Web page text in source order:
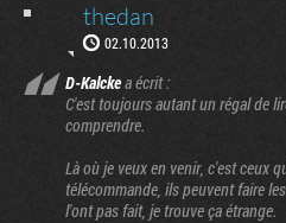
thedan
02.10.2013
D-Kalckea écrit :
C'est toujours autant un régal de
comprendre.
Là où je veux en venir, c'est ceux
télécommande, ils peuvent faire
l'ont pas fait, je trouve ça étrange.